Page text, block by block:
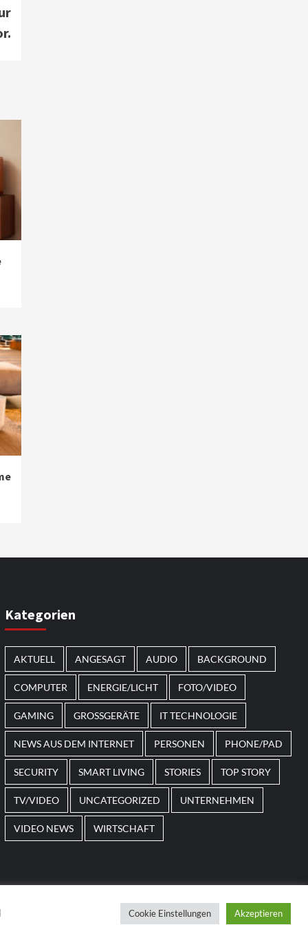
Kategorien
AKTUELL ANGESAGT AUDIO BACKGROUND
COMPUTER ENERGIE/LICHT FOTO/VIDEO
GAMING GROSSGERÄTE IT TECHNOLOGIE
NEWS AUS DEM INTERNET PERSONEN PHONE/PAD
SECURITY SMART LIVING STORIES TOP STORY
TV/VIDEO UNCATEGORIZED UNTERNEHMEN
VIDEO NEWS WIRTSCHAFT
Cookie Einstellungen Akzeptieren